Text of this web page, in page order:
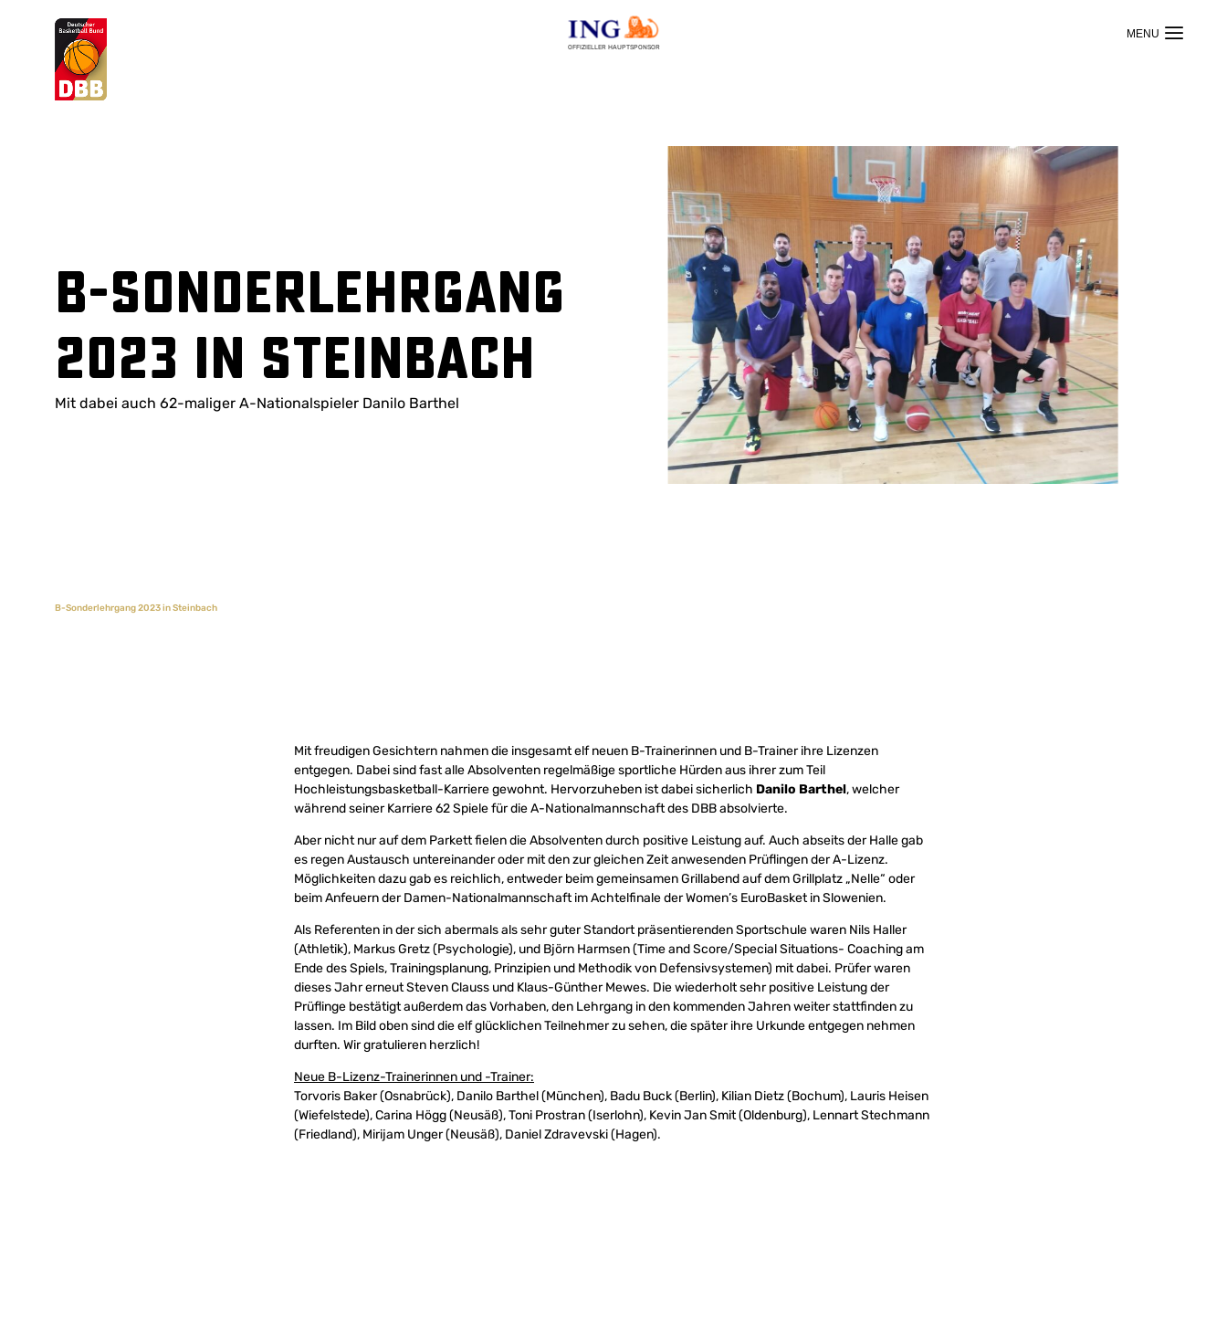
OFFIZIELLER HAUPTSPONSOR
Suchvorschläge
B-Sonderlehrgang
2023 in Steinbach
Mit dabei auch 62-maliger A-Nationalspieler Danilo Barthel
B-Sonderlehrgang 2023 in Steinbach
Mit freudigen Gesichtern nahmen die insgesamt elf neuen B-Trainerinnen und B-Trainer ihre Lizenzen
entgegen. Dabei sind fast alle Absolventen regelmäßige sportliche Hürden aus ihrer zum Teil
Hochleistungsbasketball-Karriere gewohnt. Hervorzuheben ist dabei sicherlich Danilo Barthel, welcher
während seiner Karriere 62 Spiele für die A-Nationalmannschaft des DBB absolvierte.
Aber nicht nur auf dem Parkett fielen die Absolventen durch positive Leistung auf. Auch abseits der Halle gab
es regen Austausch untereinander oder mit den zur gleichen Zeit anwesenden Prüflingen der A-Lizenz.
Möglichkeiten dazu gab es reichlich, entweder beim gemeinsamen Grillabend auf dem Grillplatz „Nelle“ oder
beim Anfeuern der Damen-Nationalmannschaft im Achtelfinale der Women’s EuroBasket in Slowenien.
Als Referenten in der sich abermals als sehr guter Standort präsentierenden Sportschule waren Nils Haller
(Athletik), Markus Gretz (Psychologie), und Björn Harmsen (Time and Score/Special Situations- Coaching am
Ende des Spiels, Trainingsplanung, Prinzipien und Methodik von Defensivsystemen) mit dabei. Prüfer waren
dieses Jahr erneut Steven Clauss und Klaus-Günther Mewes. Die wiederholt sehr positive Leistung der
Prüflinge bestätigt außerdem das Vorhaben, den Lehrgang in den kommenden Jahren weiter stattfinden zu
lassen. Im Bild oben sind die elf glücklichen Teilnehmer zu sehen, die später ihre Urkunde entgegen nehmen
durften. Wir gratulieren herzlich!
Neue B-Lizenz-Trainerinnen und -Trainer:
Torvoris Baker (Osnabrück), Danilo Barthel (München), Badu Buck (Berlin), Kilian Dietz (Bochum), Lauris Heisen
(Wiefelstede), Carina Högg (Neusäß), Toni Prostran (Iserlohn), Kevin Jan Smit (Oldenburg), Lennart Stechmann
(Friedland), Mirijam Unger (Neusäß), Daniel Zdravevski (Hagen).